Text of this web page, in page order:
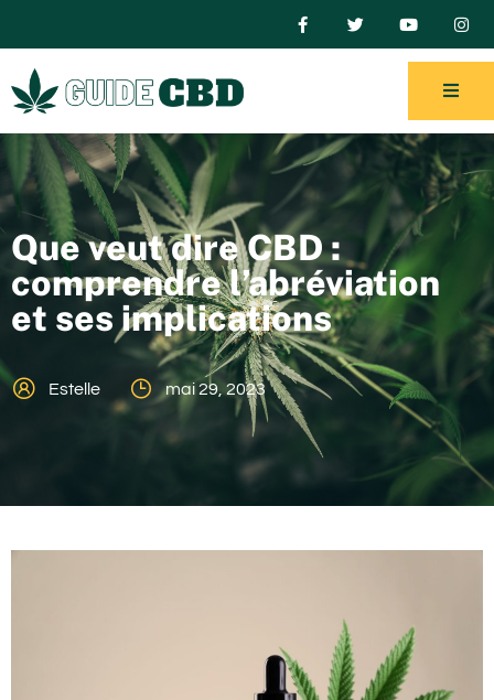
Que veut dire CBD :
comprendre l’abréviation
et ses implications
Estelle mai 29, 2023